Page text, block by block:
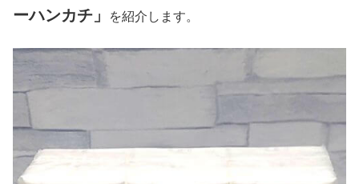
ーハンカチ」
を紹介します。